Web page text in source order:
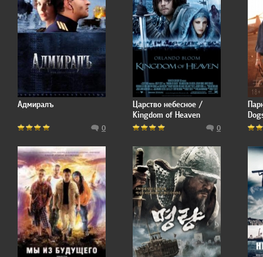
Адмиралъ
0
Царство небесное /
Kingdom of Heaven
0